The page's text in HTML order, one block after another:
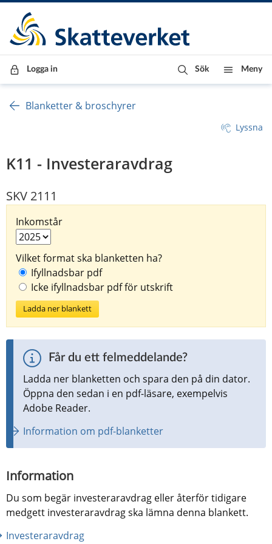
Till innehåll
Till navigationen
Till chattrobot
Logga in Sök Meny
Blanketter & broschyrer
Lyssna
K11 - Investeraravdrag
SKV 2111
Inkomstår
Vilket format ska blanketten ha?
Ifyllnadsbar pdf
Icke ifyllnadsbar pdf för utskrift
Ladda ner blankett
Får du ett felmeddelande?
Ladda ner blanketten och spara den på din dator.
Öppna den sedan i en pdf-läsare, exempelvis
Adobe Reader.
Information om pdf-blanketter
Information
Du som begär investeraravdrag eller återför tidigare
medgett investeraravdrag ska lämna denna blankett.
Investeraravdrag